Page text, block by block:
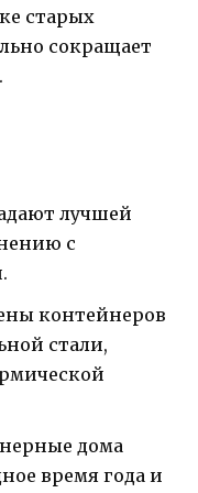
старых
сокращает
лучшей
с
контейнеров
стали,
дома
время года и